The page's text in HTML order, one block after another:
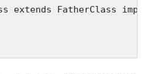
extends FatherClass